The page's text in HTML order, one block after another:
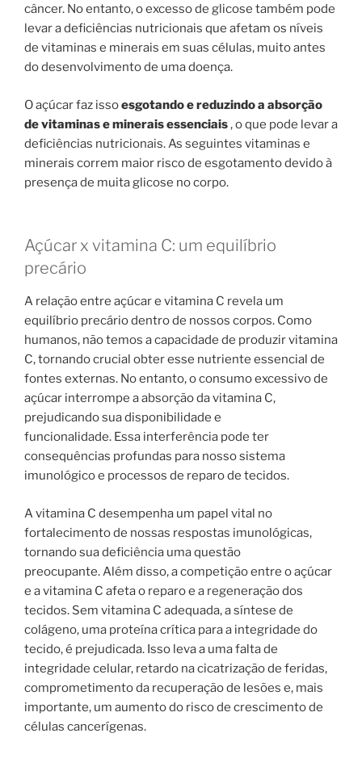
câncer. No entanto, o excesso de glicose também pode
levar a deficiências nutricionais que afetam os níveis
de vitaminas e minerais em suas células, muito antes
do desenvolvimento de uma doença.
O açúcar faz issoesgotando e reduzindo a absorção
de vitaminas e minerais essenciais, o que pode levar a
deficiências nutricionais. As seguintes vitaminas e
minerais correm maior risco de esgotamento devido à
presença de muita glicose no corpo.
Açúcar x vitamina C: um equilíbrio
precário
A relação entre açúcar e vitamina C revela um
equilíbrio precário dentro de nossos corpos. Como
humanos, não temos a capacidade de produzir vitamina
C, tornando crucial obter esse nutriente essencial de
fontes externas. No entanto, o consumo excessivo de
açúcar interrompe a absorção da vitamina C,
prejudicando sua disponibilidade e
funcionalidade. Essa interferência pode ter
consequências profundas para nosso sistema
imunológico e processos de reparo de tecidos.
A vitamina C desempenha um papel vital no
fortalecimento de nossas respostas imunológicas,
tornando sua deficiência uma questão
preocupante. Além disso, a competição entre o açúcar
e a vitamina C afeta o reparo e a regeneração dos
tecidos. Sem vitamina C adequada, a síntese de
colágeno, uma proteína crítica para a integridade do
tecido, é prejudicada. Isso leva a uma falta de
integridade celular, retardo na cicatrização de feridas,
comprometimento da recuperação de lesões e, mais
importante, um aumento do risco de crescimento de
células cancerígenas.